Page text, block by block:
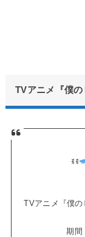
TVアニメ『僕
ꉂꉂ
TVアニメ『僕
期間